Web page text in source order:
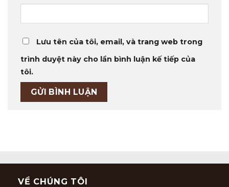
Lưu tên của tôi, email, và trang web trong
trình duyệt này cho lần bình luận kế tiếp của
tôi.
VỀ CHÚNG TÔI